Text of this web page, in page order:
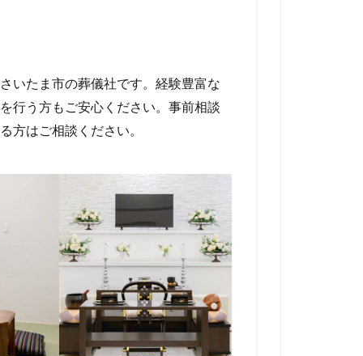
いたま市の葬儀社です。経験豊富な
行う方もご安心ください。事前相談
方はご相談ください。